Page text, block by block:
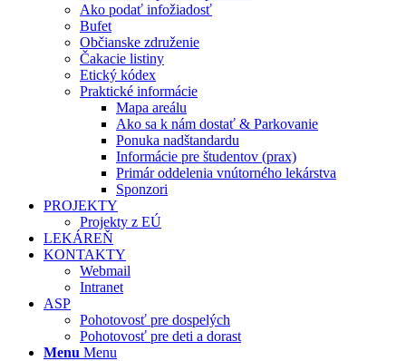
Ako podať infožiadosť
Bufet
Občianske združenie
Čakacie listiny
Etický kódex
Praktické informácie
Mapa areálu
Ako sa k nám dostať & Parkovanie
Ponuka nadštandardu
Informácie pre študentov (prax)
Primár oddelenia vnútorného lekárstva
Sponzori
PROJEKTY
Projekty z EÚ
LEKÁREŇ
KONTAKTY
Webmail
Intranet
ASP
Pohotovosť pre dospelých
Pohotovosť pre deti a dorast
Menu Menu